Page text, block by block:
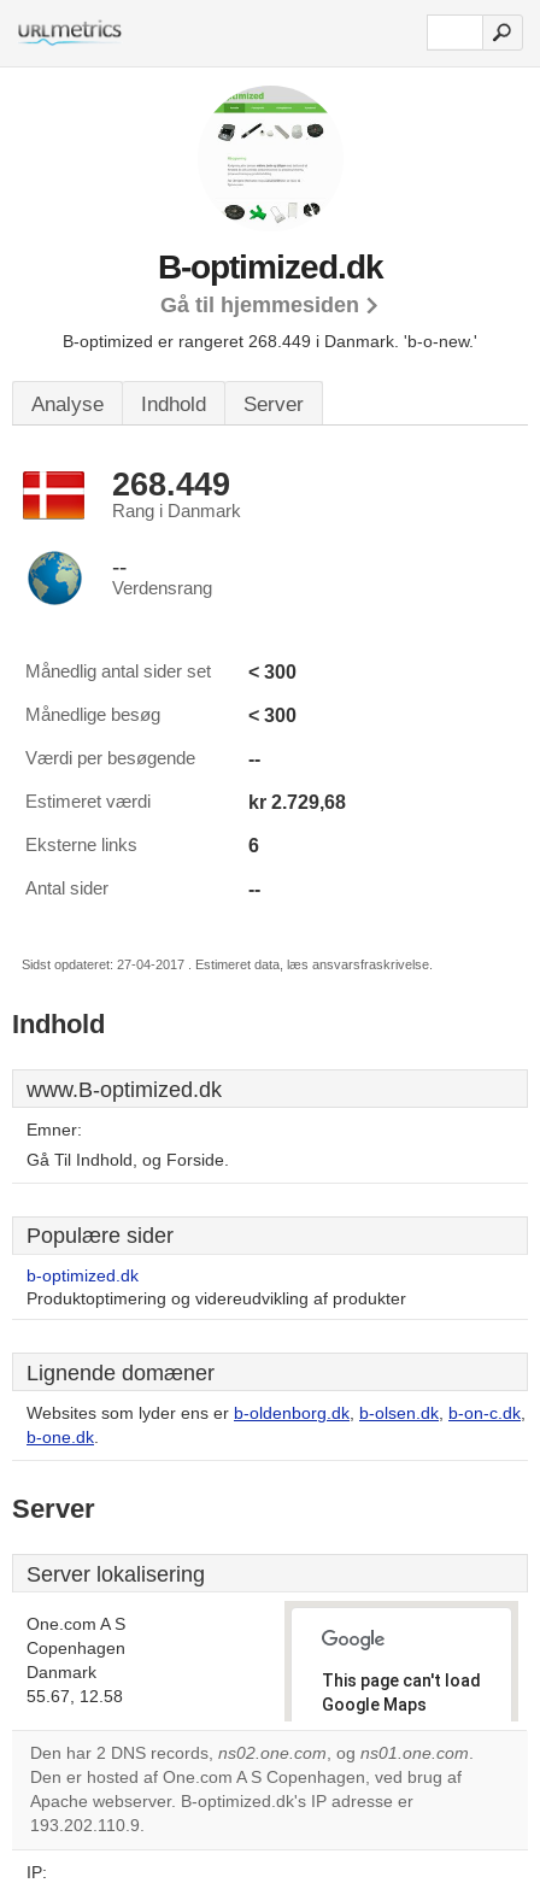
B-optimized.dk
Gå til hjemmesiden
B-optimized er rangeret 268.449 i Danmark. 'b-o-new.'
Analyse Indhold Server
268.449
Rang i Danmark
--
Verdensrang
Månedlig antal sider set < 300
Månedlige besøg < 300
Værdi per besøgende --
Estimeret værdi kr 2.729,68
Eksterne links 6
Antal sider --
Sidst opdateret: 27-04-2017 . Estimeret data, læs ansvarsfraskrivelse.
Indhold
www.B-optimized.dk
Emner:
Gå Til Indhold, og Forside.
Populære sider
b-optimized.dk
Produktoptimering og videreudvikling af produkter
Lignende domæner
Websites som lyder ens er b-oldenborg.dk, b-olsen.dk, b-on-c.dk,
b-one.dk.
Server
Server lokalisering
One.com A S
Copenhagen
Danmark
55.67, 12.58
This page can't load
Google Maps
correctly.
Do you
own this
Den har 2 DNS records, ns02.one.com, og ns01.one.com.
Den er hosted af One.com A S Copenhagen, ved brug af
Apache webserver. B-optimized.dk's IP adresse er
193.202.110.9.
IP: